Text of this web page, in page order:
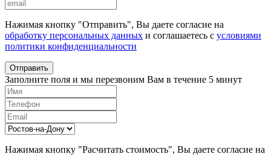
Нажимая кнопку "Отправить", Вы даете согласие на
обработку персональных данных и соглашаетесь с условиями
политики конфиденциальности
Отправить
Заполните поля и мы перезвоним Вам в течение 5 минут
Нажимая кнопку "Расчитать стоимость", Вы даете согласие на